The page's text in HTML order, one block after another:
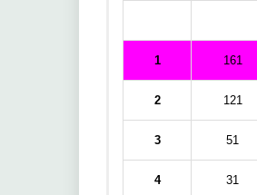
1 161
2 121
3 51
4 31